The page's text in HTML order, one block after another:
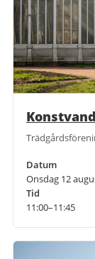
Datum
Onsdag 12
Tid
11:00–11:45